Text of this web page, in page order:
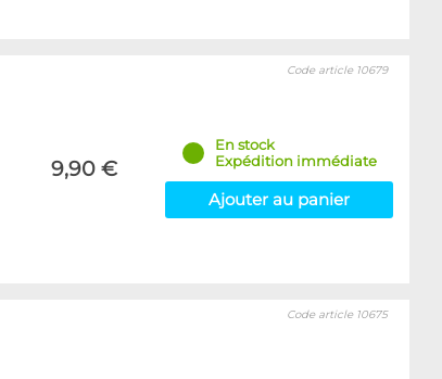
9,90 €
Code article 10679
En stock
Expédition immédiate
Ajouter au panier
Code article 10675